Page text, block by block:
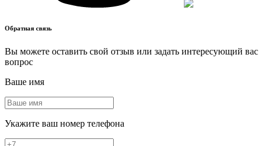
Обратная связь
Вы можете оставить свой отзыв или задать интересующий вас
вопрос
Ваше имя
Укажите ваш номер телефона